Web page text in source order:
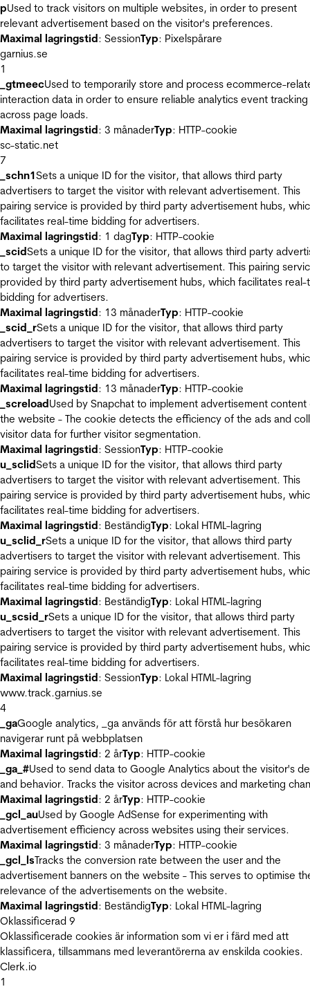
pUsed to track visitors on multiple websites, in order to present
relevant advertisement based on the visitor's preferences.
Maximal lagringstid: SessionTyp: Pixelspårare
garnius.se
1
_gtmeecUsed to temporarily store and process ecommerce-
interaction data in order to ensure reliable analytics event tracking
across page loads.
Maximal lagringstid: 3 månaderTyp: HTTP-cookie
sc-static.net
7
_schn1Sets a unique ID for the visitor, that allows third party
advertisers to target the visitor with relevant advertisement. This
pairing service is provided by third party advertisement hubs,
facilitates real-time bidding for advertisers.
Maximal lagringstid: 1 dagTyp: HTTP-cookie
_scidSets a unique ID for the visitor, that allows third party
to target the visitor with relevant advertisement. This pairing
provided by third party advertisement hubs, which facilitates real-
bidding for advertisers.
Maximal lagringstid: 13 månaderTyp: HTTP-cookie
_scid_rSets a unique ID for the visitor, that allows third party
advertisers to target the visitor with relevant advertisement. This
pairing service is provided by third party advertisement hubs,
facilitates real-time bidding for advertisers.
Maximal lagringstid: 13 månaderTyp: HTTP-cookie
_screloadUsed by Snapchat to implement advertisement content
the website - The cookie detects the efficiency of the ads and
visitor data for further visitor segmentation.
Maximal lagringstid: SessionTyp: HTTP-cookie
u_sclidSets a unique ID for the visitor, that allows third party
advertisers to target the visitor with relevant advertisement. This
pairing service is provided by third party advertisement hubs,
facilitates real-time bidding for advertisers.
Maximal lagringstid: BeständigTyp: Lokal HTML-lagring
u_sclid_rSets a unique ID for the visitor, that allows third party
advertisers to target the visitor with relevant advertisement. This
pairing service is provided by third party advertisement hubs,
facilitates real-time bidding for advertisers.
Maximal lagringstid: BeständigTyp: Lokal HTML-lagring
u_scsid_rSets a unique ID for the visitor, that allows third party
advertisers to target the visitor with relevant advertisement. This
pairing service is provided by third party advertisement hubs,
facilitates real-time bidding for advertisers.
Maximal lagringstid: SessionTyp: Lokal HTML-lagring
www.track.garnius.se
4
_gaGoogle analytics, _ga används för att förstå hur besökaren
navigerar runt på webbplatsen
Maximal lagringstid: 2 årTyp: HTTP-cookie
_ga_#Used to send data to Google Analytics about the visitor's
and behavior. Tracks the visitor across devices and marketing
Maximal lagringstid: 2 årTyp: HTTP-cookie
_gcl_auUsed by Google AdSense for experimenting with
advertisement efficiency across websites using their services.
Maximal lagringstid: 3 månaderTyp: HTTP-cookie
_gcl_lsTracks the conversion rate between the user and the
advertisement banners on the website - This serves to optimise
relevance of the advertisements on the website.
Maximal lagringstid: BeständigTyp: Lokal HTML-lagring
Oklassificerad 9
Oklassificerade cookies är information som vi er i färd med att
klassificera, tillsammans med leverantörerna av enskilda cookies.
Clerk.io
1